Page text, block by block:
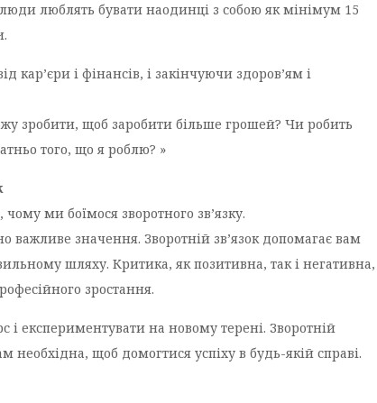
люблять бувати наодинці з собою як мінімум 15
і фінансів, і закінчуючи здоров’ям і
зробити, щоб заробити більше грошей? Чи робить
того, що я роблю? »
ми боїмося зворотного зв’язку.
значення. Зворотній зв’язок допомагає вам
шляху. Критика, як позитивна, так і негативна,
зростання.
і експериментувати на новому терені. Зворотній
необхідна, щоб домогтися успіху в будь-якій справі.